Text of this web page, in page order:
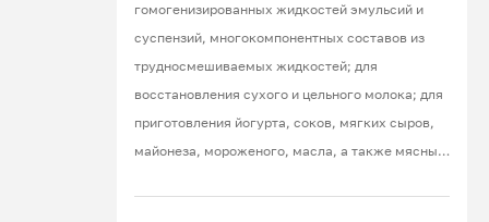
гомогенизированных жидкостей эмульсий и
суспензий, многокомпонентных составов из
трудносмешиваемых жидкостей; для
восстановления сухого и цельного молока; для
приготовления йогурта, соков, мягких сыров,
майонеза, мороженого, масла, а также мясных,